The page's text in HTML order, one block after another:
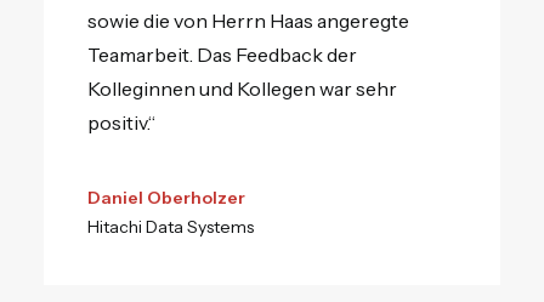
sowie die von Herrn Haas angeregte
Teamarbeit. Das Feedback der
Kolleginnen und Kollegen war sehr
positiv.“
Daniel Oberholzer
Hitachi Data Systems